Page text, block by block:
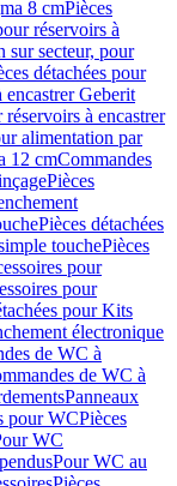
8 cmPièces
réservoirs à
sur secteur, pour
détachées pour
encastrer Geberit
à encastrer
alimentation par
12 cmCommandes
Pièces
Pièces détachées
touchePièces
pour
pour
pour Kits
électronique
de WC à
de WC à
Panneaux
pour WCPièces
WC
Pour WC au